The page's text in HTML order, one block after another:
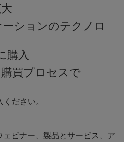
ションのテクノロ
購入
買プロセスで
ださい。
ビナー、製品とサービス、ア